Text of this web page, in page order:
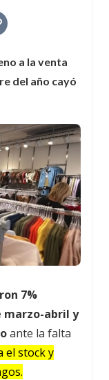
a la venta
del año cayó
7%
abril y
ante la falta
el stock y